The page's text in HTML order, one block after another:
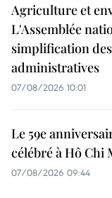
Agriculture et
L'Assemblée
simplification
administratives
07/08/2026 10:01
Le 59e
célébré à Hô
07/08/2026 09:44